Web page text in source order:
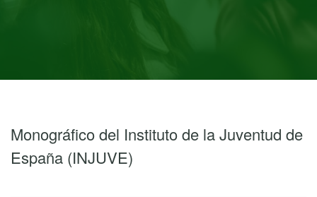
Monográfico del Instituto de la Juventud de
España (INJUVE)